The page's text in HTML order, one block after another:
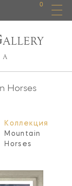
0
ALLERY
Horses
Коллекция
Mountain
Horses